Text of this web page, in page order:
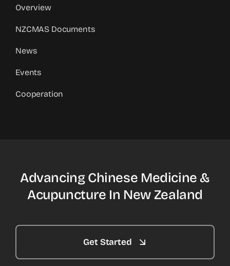
Overview
NZCMAS Documents
News
Events
Cooperation
Advancing Chinese Medicine &
Acupuncture In New Zealand
Get Started